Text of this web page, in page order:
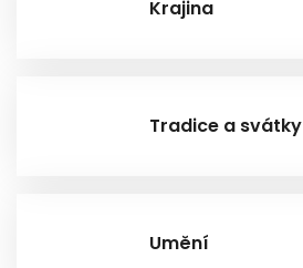
Krajina
Tradice a svátky
Umění